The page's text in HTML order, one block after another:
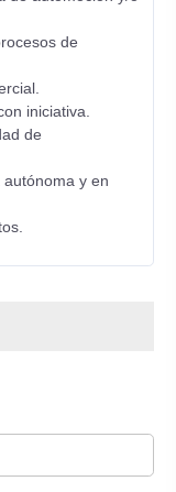
de
iniciativa.
de
y en